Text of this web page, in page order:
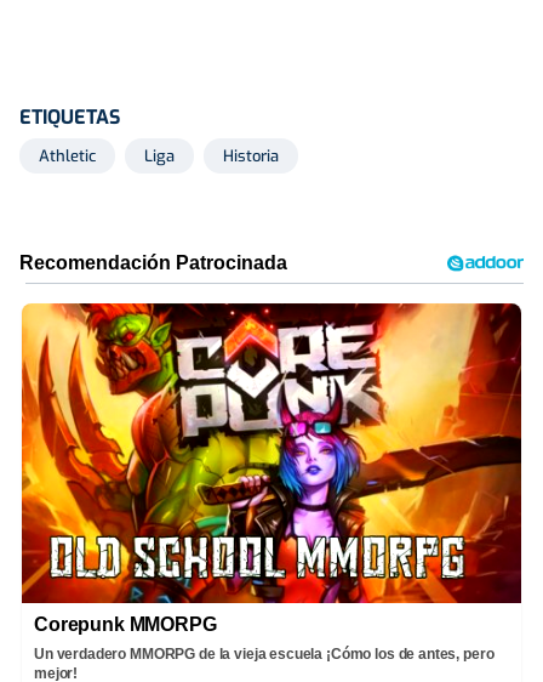
ETIQUETAS
Athletic Liga Historia
Corepunk MMORPG
Un verdadero MMORPG de la vieja escuela ¡Cómo los de antes, pero
mejor!